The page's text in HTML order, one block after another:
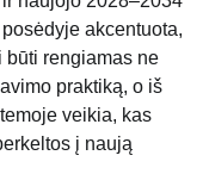
akcentuota,
būti rengiamas ne
praktiką, o iš
veikia, kas
į naują